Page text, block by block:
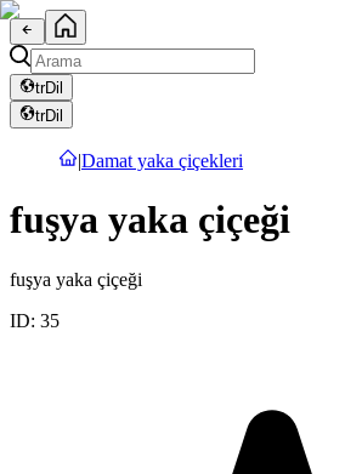
trDil
trDil
|Damat yaka çiçekleri
fuşya yaka çiçeği
fuşya yaka çiçeği
ID: 35